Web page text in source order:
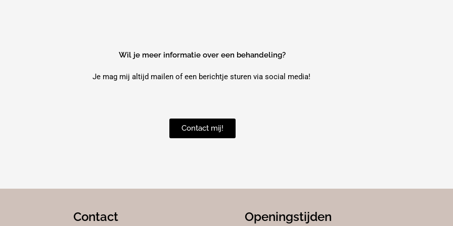
Wil je meer informatie over een behandeling?
Je mag mij altijd mailen of een berichtje sturen via social media!
Contact mij!
Contact Openingstijden